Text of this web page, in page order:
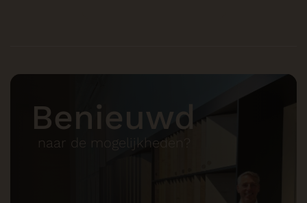
Benieuwd
naar de mogelijkheden?